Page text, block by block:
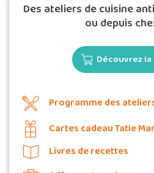
Des ateliers de cuisine
ou depuis
Découvrez
Programme des
Cartes cadeau Tatie
Livres de recettes